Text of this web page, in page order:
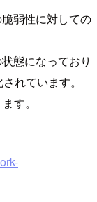
弱性に対しての
態になっており
れています。
す。